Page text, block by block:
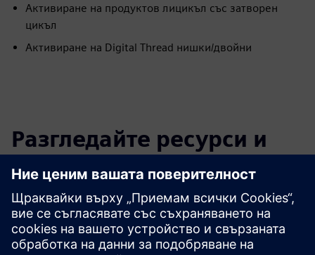
Активиране на продуктов лицикъл със затворен
цикъл
Активиране на Digital Thread нишки/двойни
Разгледайте ресурси и
свързани продукти
Допълнителна информация и
ресурси